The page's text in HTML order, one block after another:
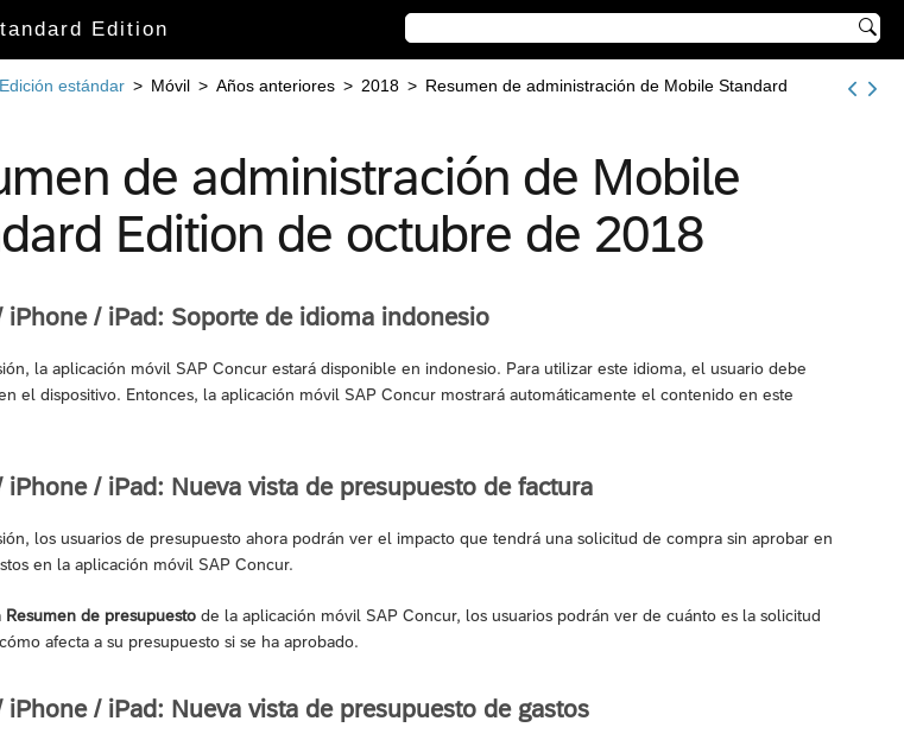
Edition 
estándar > Móvil > Años anteriores > 2018 > Resumen de administración de Mobile Standard
de administración de Mobile
Edition de octubre de 2018
iPhone / iPad: Soporte de idioma indonesio
la aplicación móvil SAP Concur estará disponible en indonesio. Para utilizar este idioma, el usuario debe
el dispositivo. Entonces, la aplicación móvil SAP Concur mostrará automáticamente el contenido en este
iPhone / iPad: Nueva vista de presupuesto de factura
los usuarios de presupuesto ahora podrán ver el impacto que tendrá una solicitud de compra sin aprobar en
en la aplicación móvil SAP Concur.
Resumen de presupuesto de la aplicación móvil SAP Concur, los usuarios podrán ver de cuánto es la solicitud
afecta a su presupuesto si se ha aprobado.
iPhone / iPad: Nueva vista de presupuesto de gastos